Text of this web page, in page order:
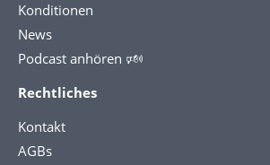
Konditionen
News
Podcast anhören 🕬
Rechtliches
Kontakt
AGBs